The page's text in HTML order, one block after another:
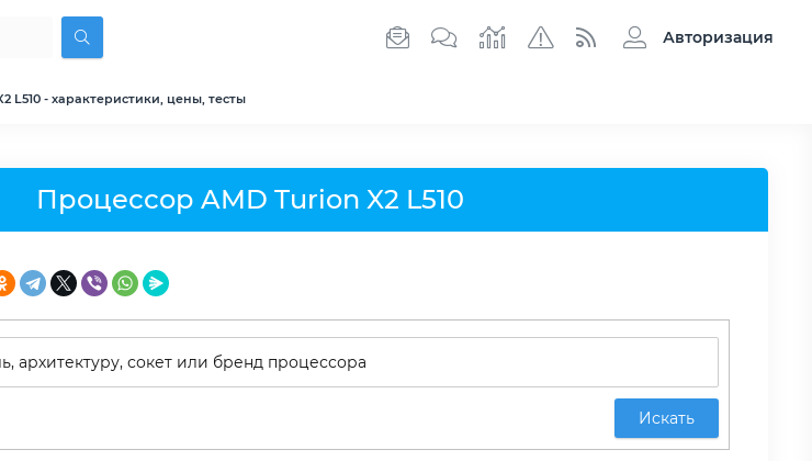
Авторизация
L510 - характеристики, цены, тесты
Процессор AMD Turion X2 L510
Искать